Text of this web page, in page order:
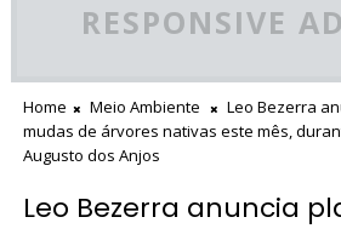
RESPONSIVE
Home Meio Ambiente
Leo Bezerra
mudas de árvores nativas este mês,
Augusto dos Anjos
Leo Bezerra anuncia